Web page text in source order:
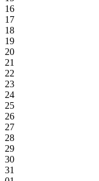
16
17
18
19
20
21
22
23
24
25
26
27
28
29
30
31